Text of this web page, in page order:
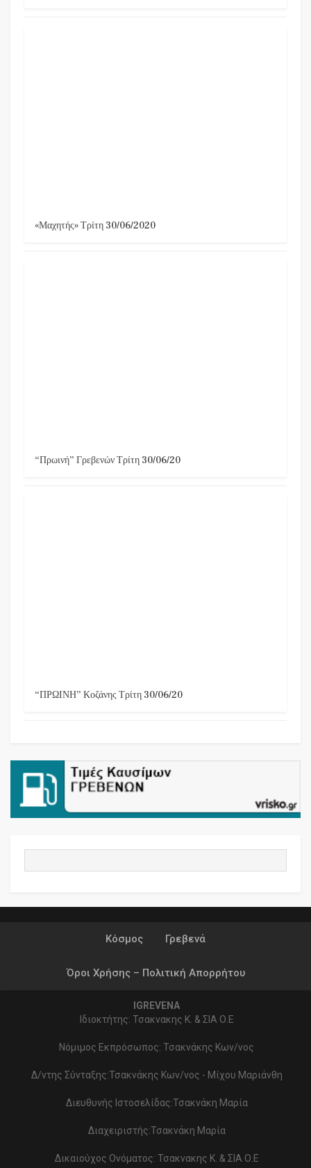
«Μαχητής» Τρίτη 30/06/2020
“Πρωινή” Γρεβενών Τρίτη 30/06/20
“ΠΡΩΙΝΗ” Κοζάνης Τρίτη 30/06/20
Κόσμος Γρεβενά
Όροι Χρήσης – Πολιτική Απορρήτου
IGREVENA
Ιδιοκτήτης: Τσακνακης Κ. & ΣΙΑ Ο.Ε
Νόμιμος Εκπρόσωπος: Τσακνάκης Κων/νος
Δ/ντης Σύνταξης:Τσακνάκης Κων/νος - Μίχου Μαριάνθη
Διευθυνής Ιστοσελίδας:Τσακνάκη Μαρία
Διαχειριστής:Τσακνάκη Μαρία
Δικαιούχος Ονόματος: Τσακνακης Κ. & ΣΙΑ Ο.Ε